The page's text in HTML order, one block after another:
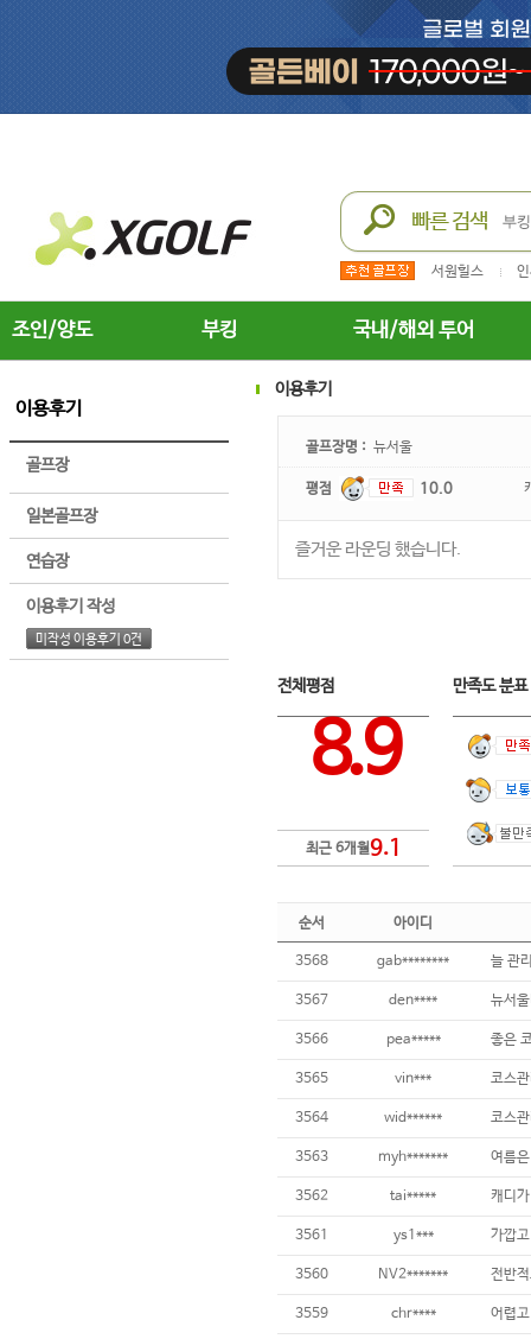
서원힐스
조인/양도 부킹 국내/해외 투어
이용후기
골프장
일본골프장
연습장
이용후기 작성
미작성 이용후기 0건
이용후기
골프장명 : 뉴서울
평점 10.0
즐거운 라운딩 했습니다.
전체평점
8.9
최근 6개월9.1
만족도 분
순서 아이디
3568 gab******** 늘 관
3567 den**** 뉴서
3566 pea*****
3565 vin***
3564 wid****** 코스
3563 myh*******
3562 tai*****
3561 ys1***
3560 NV2*******
3559 chr**** 어렵